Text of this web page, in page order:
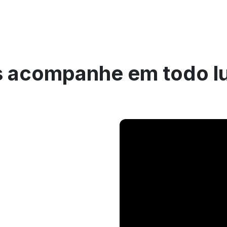
acompanhe em todo